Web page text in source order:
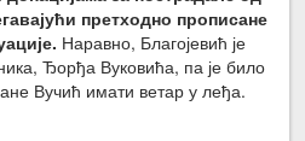
претходно прописане
Наравно, Благојевић је
Ђорђа Вуковића, па је било
Вучић имати ветар у леђа.